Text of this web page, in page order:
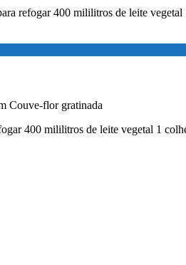
refogar 400 mililitros de leite
Couve-flor gratinada
400 mililitros de leite vegetal 1